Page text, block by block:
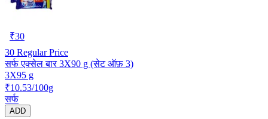
₹30
30 Regular Price
सर्फ एक्सेल बार 3X90 g (सेट ऑफ़ 3)
3X95 g
₹10.53/100g
सर्फ
ADD